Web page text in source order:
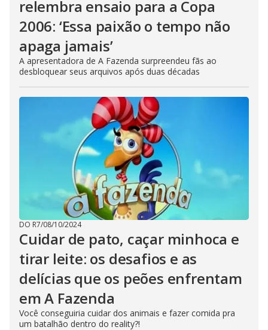
relembra ensaio para a Copa
2006: ‘Essa paixão o tempo não
apaga jamais’
A apresentadora de A Fazenda surpreendeu fãs ao
desbloquear seus arquivos após duas décadas
DO R7/08/10/2024
Cuidar de pato, caçar minhoca e
tirar leite: os desafios e as
delícias que os peões enfrentam
em A Fazenda
Você conseguiria cuidar dos animais e fazer comida pra
um batalhão dentro do reality?!